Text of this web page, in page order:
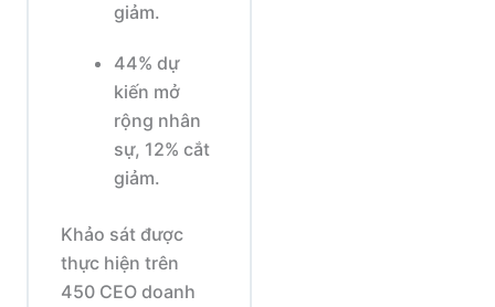
giảm.
44% dự
kiến mở
rộng nhân
sự, 12% cắt
giảm.
Khảo sát được
thực hiện trên
450 CEO doanh